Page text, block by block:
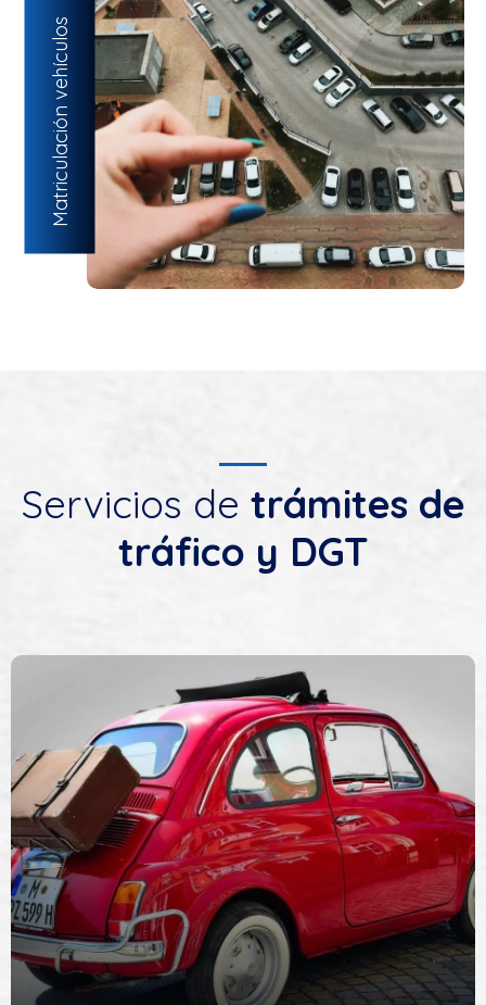
Matriculación vehículos
Servicios de trámites de
tráfico y DGT